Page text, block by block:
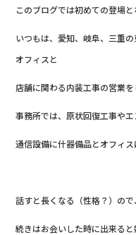
このブログでは初めての登場と
いつもは、愛知、岐阜、三重
オフィスと
店舗に関わる内装工事の営業を
事務所では、原状回復工事やエ
通信設備に什器備品とオフィス
話すと長くなる（性格？）ので
続きはお会いした時に出来ると